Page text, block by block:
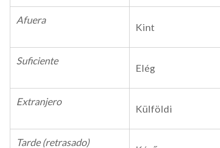
Afuera
Kint
Suficiente
Elég
Extranjero
Külföldi
Tarde (retrasado)